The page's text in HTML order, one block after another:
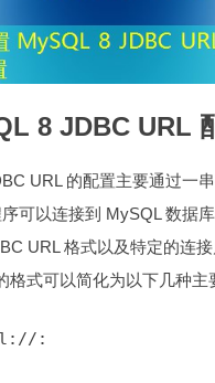
8 JDBC URL
URL 的配置主要通过一
可以连接到 MySQL 数据
URL 格式以及特定的连接
格式可以简化为以下几种主